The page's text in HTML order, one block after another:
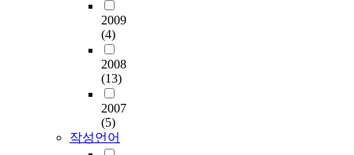
2009
(4)
2008
(13)
2007
(5)
작성언어